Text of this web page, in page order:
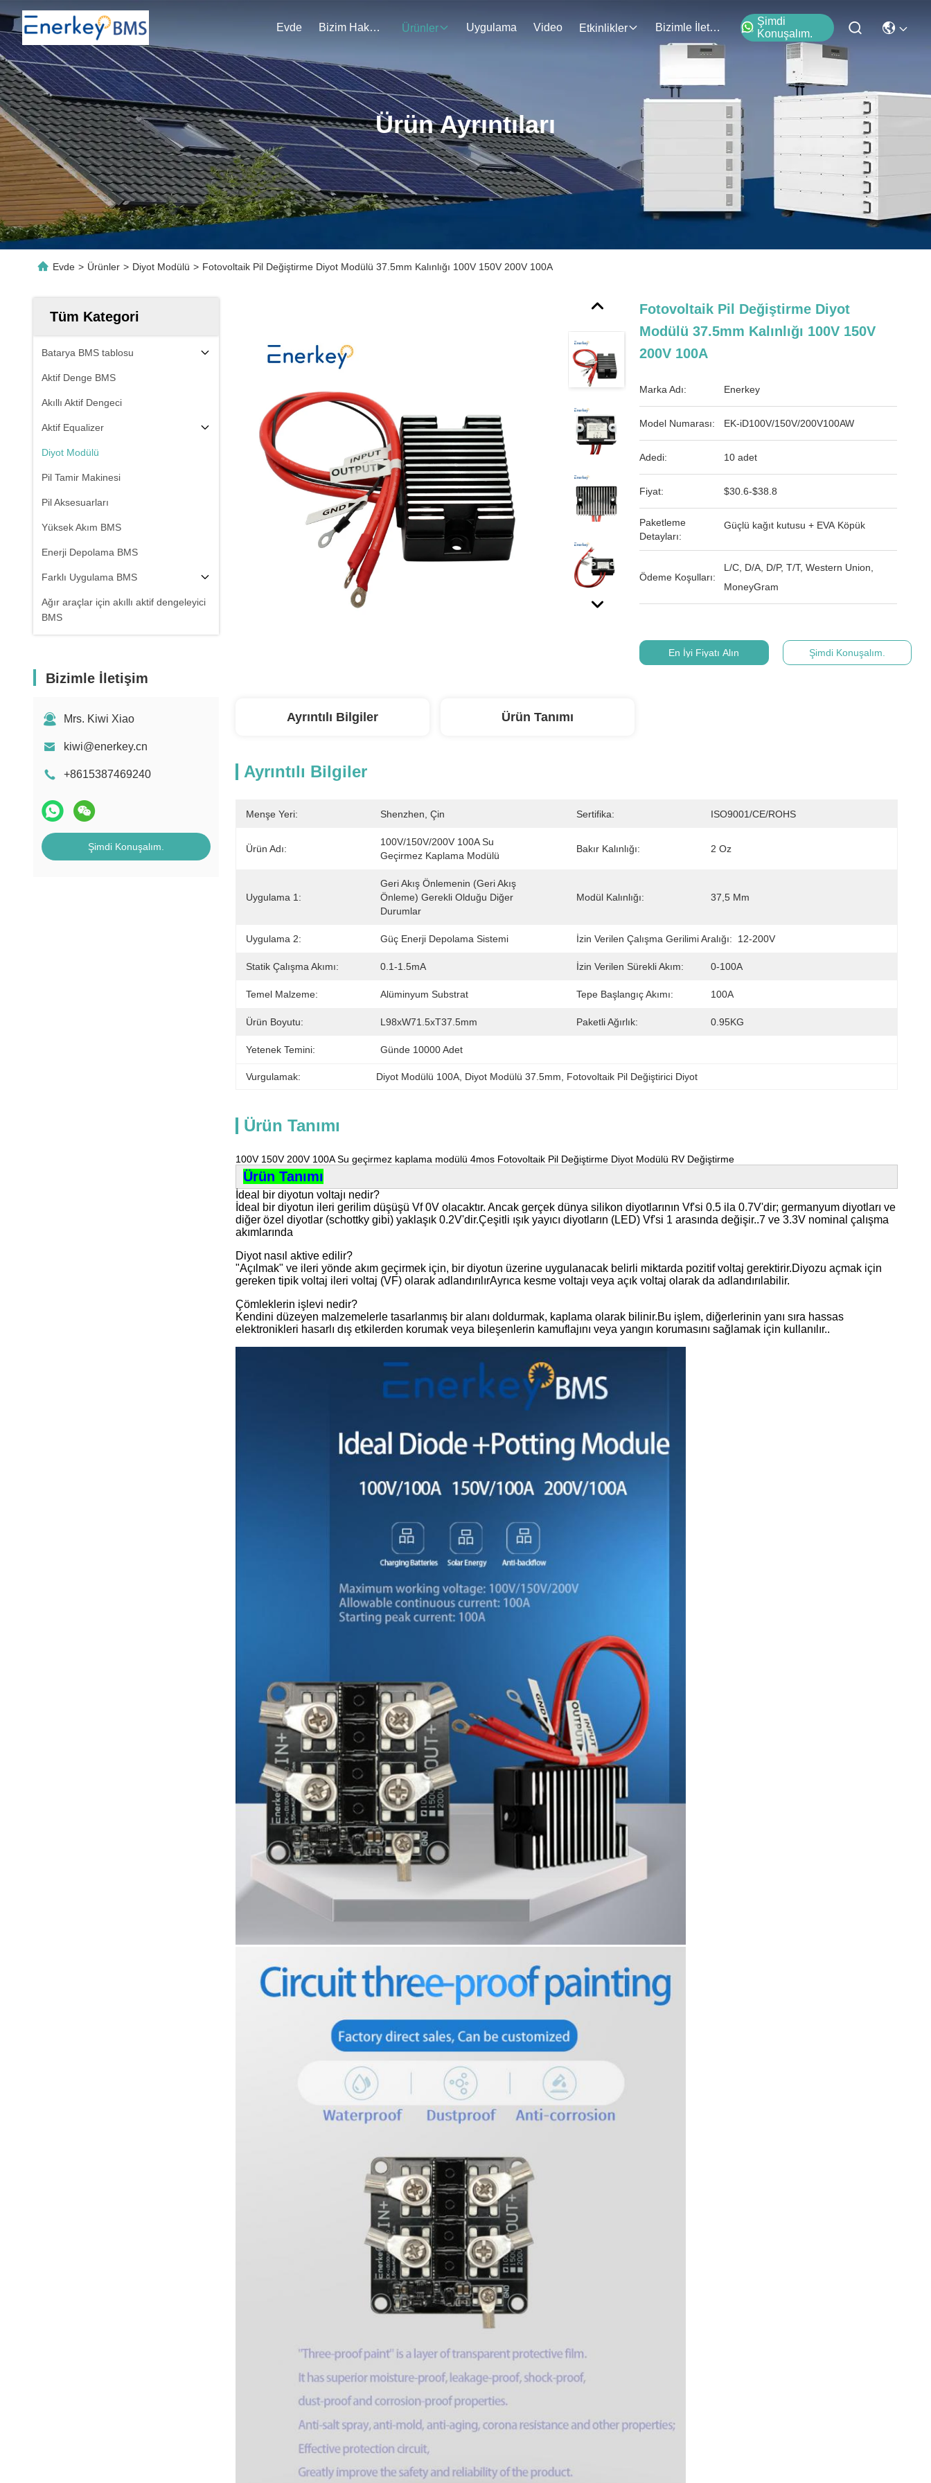
Evde Bizim Hakkımızda Ürünler Uygulama Video Etkinlikler Bizimle İletişim
Şimdi
Konuşalım.
Ürün Ayrıntıları
Evde > Ürünler > Diyot Modülü > Fotovoltaik Pil Değiştirme Diyot Modülü 37.5mm Kalınlığı 100V 150V 200V 100A
Tüm Kategori
Batarya BMS tablosu
Aktif Denge BMS
Akıllı Aktif Dengeci
Aktif Equalizer
Diyot Modülü
Pil Tamir Makinesi
Pil Aksesuarları
Yüksek Akım BMS
Enerji Depolama BMS
Farklı Uygulama BMS
Ağır araçlar için akıllı aktif dengeleyici
BMS
Bizimle İletişim
Mrs. Kiwi Xiao
kiwi@enerkey.cn
+8615387469240
Şimdi Konuşalım.
Fotovoltaik Pil Değiştirme Diyot
Modülü 37.5mm Kalınlığı 100V 150V
200V 100A
Marka Adı: Enerkey
Model Numarası: EK-iD100V/150V/200V100AW
Adedi: 10 adet
Fiyat: $30.6-$38.8
Paketleme
Detayları:
Güçlü kağıt kutusu + EVA Köpük
Ödeme Koşulları:
L/C, D/A, D/P, T/T, Western Union,
MoneyGram
En İyi Fiyatı Alın Şimdi Konuşalım.
Ayrıntılı Bilgiler Ürün Tanımı
Ayrıntılı Bilgiler
Menşe Yeri: Shenzhen, Çin Sertifika: ISO9001/CE/ROHS
Ürün Adı:
100V/150V/200V 100A Su
Geçirmez Kaplama Modülü
Bakır Kalınlığı: 2 Oz
Uygulama 1:
Geri Akış Önlemenin (geri Akış
Önleme) Gerekli Olduğu Diğer
Durumlar
Modül Kalınlığı: 37,5 Mm
Uygulama 2: Güç Enerji Depolama Sistemi İzin Verilen Çalışma Gerilimi Aralığı: 12-200V
Statik Çalışma Akımı: 0.1-1.5mA İzin Verilen Sürekli Akım: 0-100A
Temel Malzeme: Alüminyum Substrat Tepe Başlangıç ​​akımı: 100A
Ürün Boyutu: L98xW71.5xT37.5mm Paketli Ağırlık: 0.95KG
Yetenek Temini: Günde 10000 Adet
Vurgulamak: Diyot Modülü 100A Diyot Modülü 37.5mm Fotovoltaik Pil Değiştirici Diyot
Ürün Tanımı
100V 150V 200V 100A Su geçirmez kaplama modülü 4mos Fotovoltaik Pil Değiştirme Diyot Modülü RV Değiştirme
Ürün Tanımı
İdeal bir diyotun voltajı nedir?
İdeal bir diyotun ileri gerilim düşüşü Vf 0V olacaktır. Ancak gerçek dünya silikon diyotlarının Vf'si 0.5 ila 0.7V'dir; germanyum diyotları ve
diğer özel diyotlar (schottky gibi) yaklaşık 0.2V'dir.Çeşitli ışık yayıcı diyotların (LED) Vf'si 1 arasında değişir..7 ve 3.3V nominal çalışma
akımlarında
Diyot nasıl aktive edilir?
"Açılmak" ve ileri yönde akım geçirmek için, bir diyotun üzerine uygulanacak belirli miktarda pozitif voltaj gerektirir.Diyozu açmak için
gereken tipik voltaj ileri voltaj (VF) olarak adlandırılırAyrıca kesme voltajı veya açık voltaj olarak da adlandırılabilir.
Çömleklerin işlevi nedir?
Kendini düzeyen malzemelerle tasarlanmış bir alanı doldurmak, kaplama olarak bilinir.Bu işlem, diğerlerinin yanı sıra hassas
elektronikleri hasarlı dış etkilerden korumak veya bileşenlerin kamuflajını veya yangın korumasını sağlamak için kullanılır..